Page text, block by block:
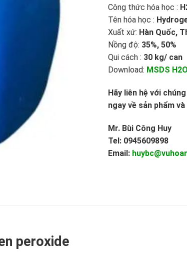
Công thức hóa học :
Tên hóa học :
Xuất xứ: Hàn Quốc,
Nồng độ: 35%, 50%
Qui cách : 30 kg/ can
Download: MSDS
Hãy liên hệ với
ngay về sản phẩm
Mr. Bùi Công Huy
Tel: 0945609898
Email:
peroxide